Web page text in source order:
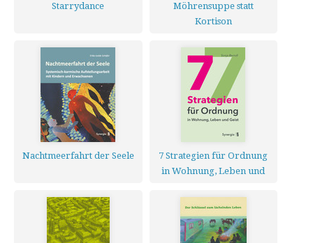
Starrydance
Möhrensuppe statt
Kortison
Nachtmeerfahrt der Seele
7 Strategien für Ordnung
in Wohnung, Leben und